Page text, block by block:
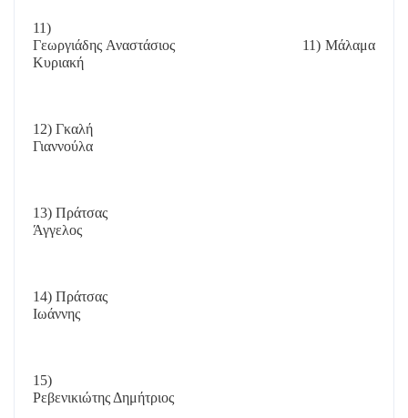
11)
Γεωργιάδης Αναστάσιος
11) Μάλαμα
Κυριακή
12) Γκαλή
Γιαννούλα
13) Πράτσας
Άγγελος
14) Πράτσας
Ιωάννης
15)
Ρεβενικιώτης Δημήτριος